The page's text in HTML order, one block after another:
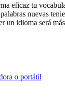
eficaz tu
nuevas
un idioma será
o portátil